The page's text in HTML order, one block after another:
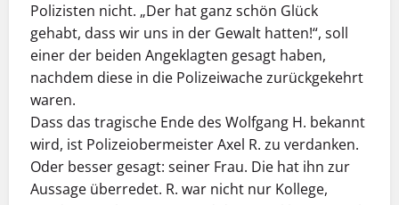
Polizisten nicht. „Der hat ganz schön Glück
gehabt, dass wir uns in der Gewalt hatten!“, soll
einer der beiden Angeklagten gesagt haben,
nachdem diese in die Polizeiwache zurückgekehrt
waren.
Dass das tragische Ende des Wolfgang H. bekannt
wird, ist Polizeiobermeister Axel R. zu verdanken.
Oder besser gesagt: seiner Frau. Die hat ihn zur
Aussage überredet. R. war nicht nur Kollege,